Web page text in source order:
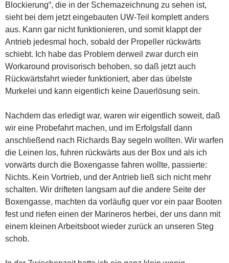
Blockierung“, die in der Schemazeichnung zu sehen ist,
sieht bei dem jetzt eingebauten UW-Teil komplett anders
aus. Kann gar nicht funktionieren, und somit klappt der
Antrieb jedesmal hoch, sobald der Propeller rückwärts
schiebt. Ich habe das Problem derweil zwar durch ein
Workaround provisorisch behoben, so daß jetzt auch
Rückwärtsfahrt wieder funktioniert, aber das übelste
Murkelei und kann eigentlich keine Dauerlösung sein.
Nachdem das erledigt war, waren wir eigentlich soweit, daß
wir eine Probefahrt machen, und im Erfolgsfall dann
anschließend nach Richards Bay segeln wollten. Wir warfen
die Leinen los, fuhren rückwärts aus der Box und als ich
vorwärts durch die Boxengasse fahren wollte, passierte:
Nichts. Kein Vortrieb, und der Antrieb ließ sich nicht mehr
schalten. Wir drifteten langsam auf die andere Seite der
Boxengasse, machten da vorläufig quer vor ein paar Booten
fest und riefen einen der Marineros herbei, der uns dann mit
einem kleinen Arbeitsboot wieder zurück an unseren Steg
schob.